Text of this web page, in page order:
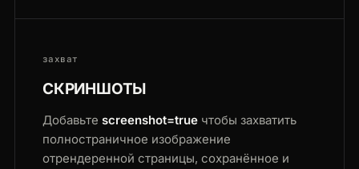
захват
СКРИНШОТЫ
Добавьте screenshot=true чтобы захватить
полностраничное изображение
отрендеренной страницы, сохранённое и